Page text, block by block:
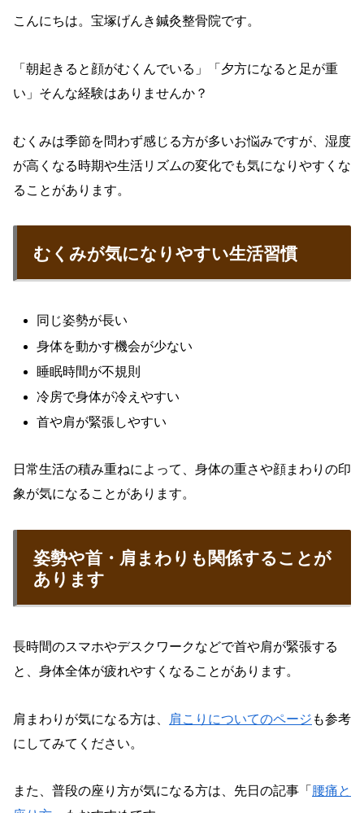
こんにちは。宝塚げんき鍼灸整骨院です。
「朝起きると顔がむくんでいる」「夕方になると足が重
い」そんな経験はありませんか？
むくみは季節を問わず感じる方が多いお悩みですが、湿度
が高くなる時期や生活リズムの変化でも気になりやすくな
ることがあります。
むくみが気になりやすい生活習慣
同じ姿勢が長い
身体を動かす機会が少ない
睡眠時間が不規則
冷房で身体が冷えやすい
首や肩が緊張しやすい
日常生活の積み重ねによって、身体の重さや顔まわりの印
象が気になることがあります。
姿勢や首・肩まわりも関係することが
あります
長時間のスマホやデスクワークなどで首や肩が緊張する
と、身体全体が疲れやすくなることがあります。
肩まわりが気になる方は、 肩こりについてのページ も参考
にしてみてください。
また、普段の座り方が気になる方は、先日の記事「 腰痛と